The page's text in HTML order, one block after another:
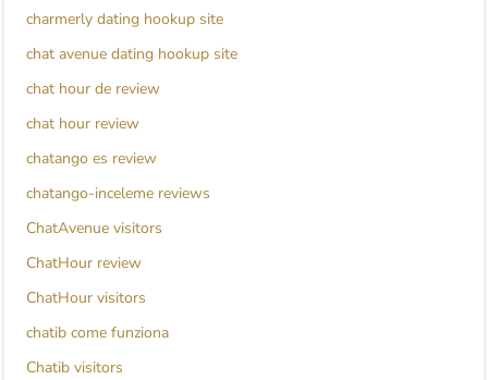
charmerly dating hookup site
chat avenue dating hookup site
chat hour de review
chat hour review
chatango es review
chatango-inceleme reviews
ChatAvenue visitors
ChatHour review
ChatHour visitors
chatib come funziona
Chatib visitors